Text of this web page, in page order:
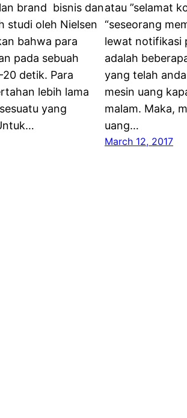
brand bisnis dan
studi oleh Nielsen
bahwa para
pada sebuah
detik. Para
lebih lama
yang
atau ”selamat
“seseorang
lewat notifikasi
adalah
yang telah
mesin uang
malam. Maka,
uang…
March 12, 2017